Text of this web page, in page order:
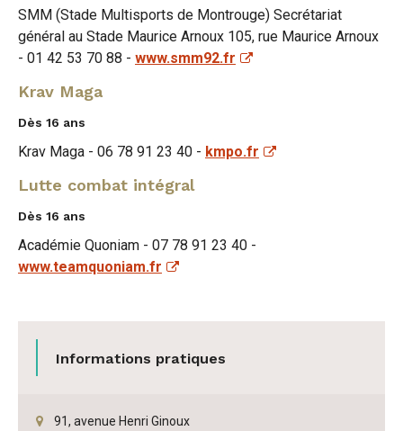
SMM (Stade Multisports de Montrouge) Secrétariat
général au Stade Maurice Arnoux 105, rue Maurice Arnoux
- 01 42 53 70 88 - www.smm92.fr
Krav Maga
Dès 16 ans
Krav Maga - 06 78 91 23 40 - kmpo.fr
Lutte combat intégral
Dès 16 ans
Académie Quoniam - 07 78 91 23 40 -
www.teamquoniam.fr
Informations pratiques
91, avenue Henri Ginoux